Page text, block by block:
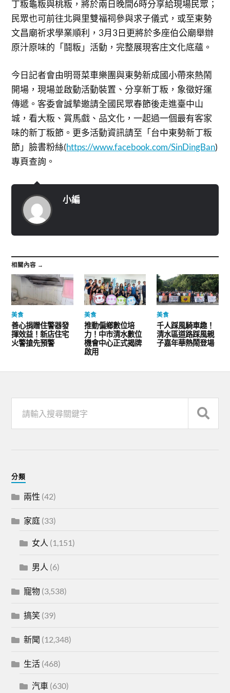
丁粄龜粄與桃粄，將於兩日晚間6時分享給現場民眾；
民眾也可前往北興里雙福祠參與求子儀式，或至東勢
文昌廟祈求學業順利，3月3日更將於多座伯公廟舉辦
原汁原味的「鬪粄」活動，完整展現客庄文化底蘊。
今日記者會由明哥菜車樂團與東勢新成國小帶來熱鬧
開場，現場並啟動活動裝置、分享新丁粄，象徵好運
傳遞。客委會誠摯邀請全國民眾春節後走進臺中山
城，看大粄、賞馬戲、品文化，一起過一個最有客家
味的新丁粄節。更多活動資訊請至「台中東勢新丁粄
節」臉書粉絲(https://www.facebook.com/SinDingBan)
專頁查詢。
小編
相關內容 →
美食
善心捐贈住警器發
揮效益！新店住宅
火警搶先預警
美食
推動偏鄉數位培
力！中市清水數位
機會中心正式揭牌
啟用
美食
千人踩風騎車趣！
清水區道路踩風親
子嘉年華熱鬧登場
分類
兩性 (42)
家庭 (33)
女人 (1,151)
男人 (6)
寵物 (3,538)
搞笑 (39)
新聞 (12,348)
生活 (468)
汽車 (630)